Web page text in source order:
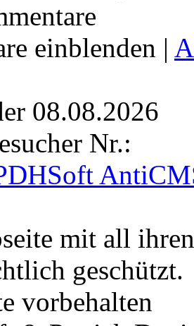
einblenden |
08.08.2026
Nr.:
mit all
geschützt.
vorbehalten